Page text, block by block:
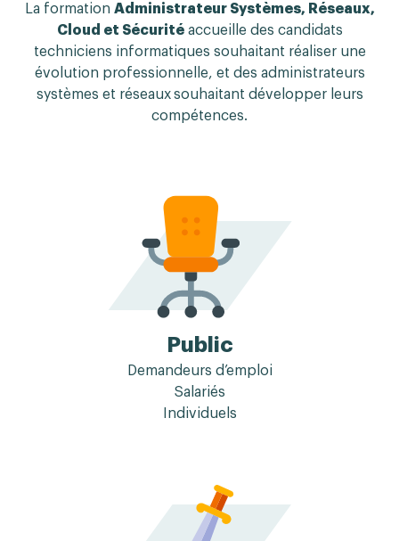
La formation Administrateur Systèmes, Réseaux,
Cloud et Sécuritéaccueille des candidats
techniciens informatiques souhaitant réaliser une
évolution professionnelle, et des administrateurs
systèmes et réseaux souhaitant développer leurs
compétences.
Public
Demandeurs d’emploi
Salariés
Individuels